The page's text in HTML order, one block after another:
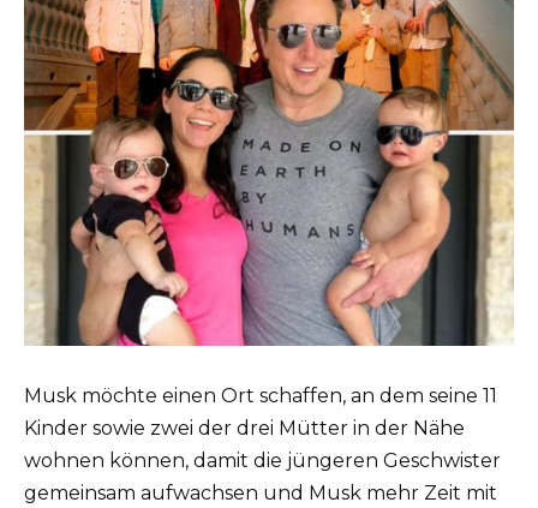
Musk möchte einen Ort schaffen, an dem seine 11
Kinder sowie zwei der drei Mütter in der Nähe
wohnen können, damit die jüngeren Geschwister
gemeinsam aufwachsen und Musk mehr Zeit mit